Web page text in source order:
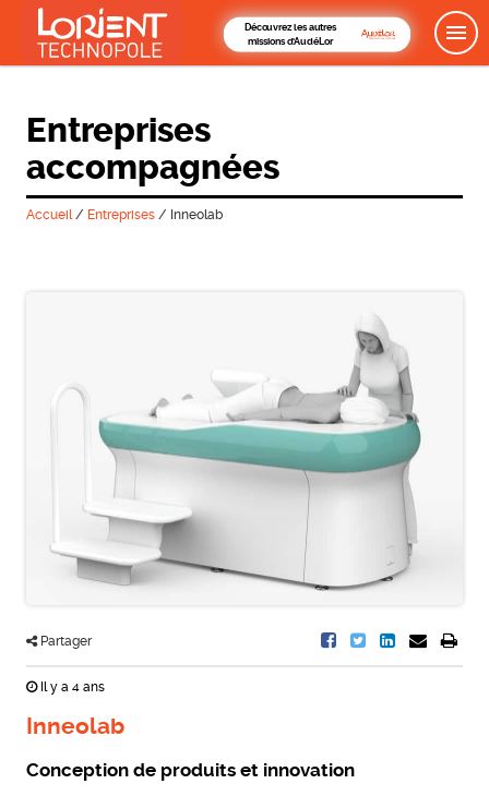
Découvrez les autres
missions d'AudéLor
Entreprises
accompagnées
Accueil/ Entreprises/ Inneolab
Partager
Il y a 4 ans
Inneolab
Conception de produits et innovation